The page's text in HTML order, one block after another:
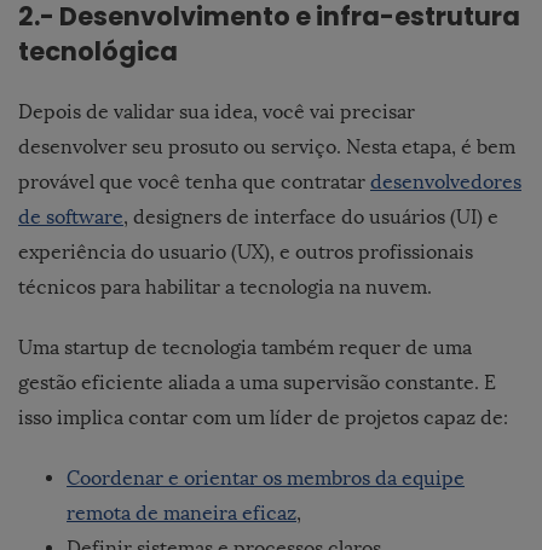
2.- Desenvolvimento e infra-estrutura
tecnológica
Depois de validar sua idea, você vai precisar
desenvolver seu prosuto ou serviço. Nesta etapa, é bem
provável que você tenha que contratar desenvolvedores
de software, designers de interface do usuários (UI) e
experiência do usuario (UX), e outros profissionais
técnicos para habilitar a tecnologia na nuvem.
Uma startup de tecnologia também requer de uma
gestão eficiente aliada a uma supervisão constante. E
isso implica contar com um líder de projetos capaz de:
Coordenar e orientar os membros da equipe
remota de maneira eficaz,